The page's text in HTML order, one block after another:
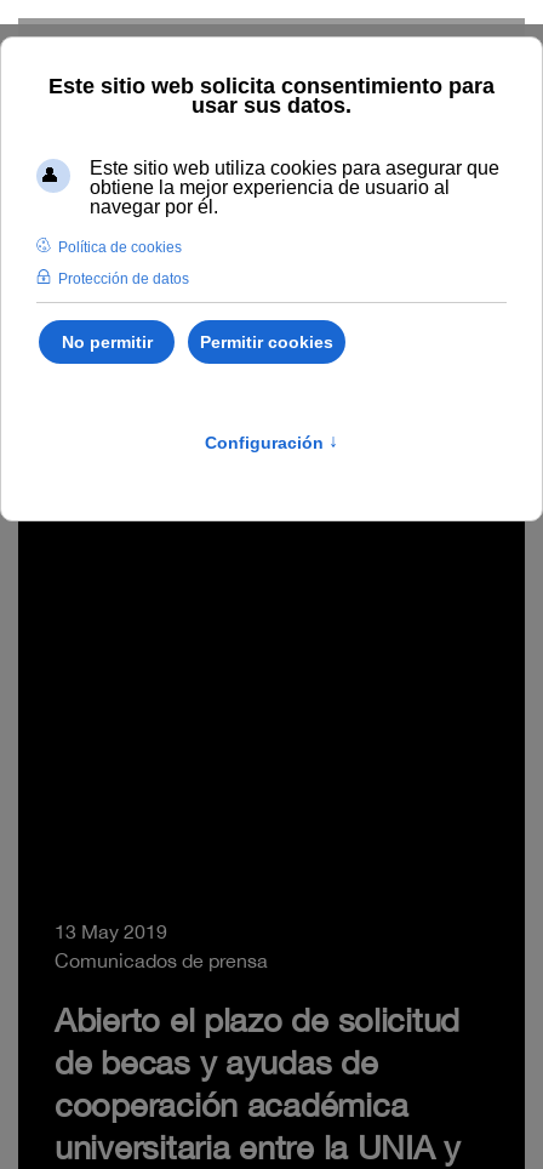
13 May 2019
Comunicados de prensa
Abierto el plazo de solicitud
de becas y ayudas de
cooperación académica
universitaria entre la UNIA y